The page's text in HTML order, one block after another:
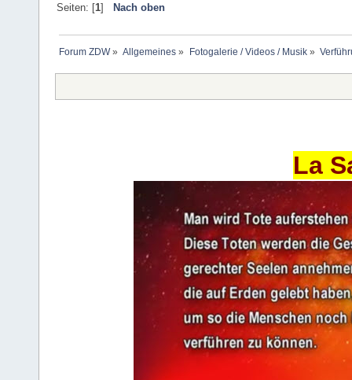
Seiten: [1] Nach oben
Forum ZDW» Allgemeines » Fotogalerie / Videos / Musik»
La